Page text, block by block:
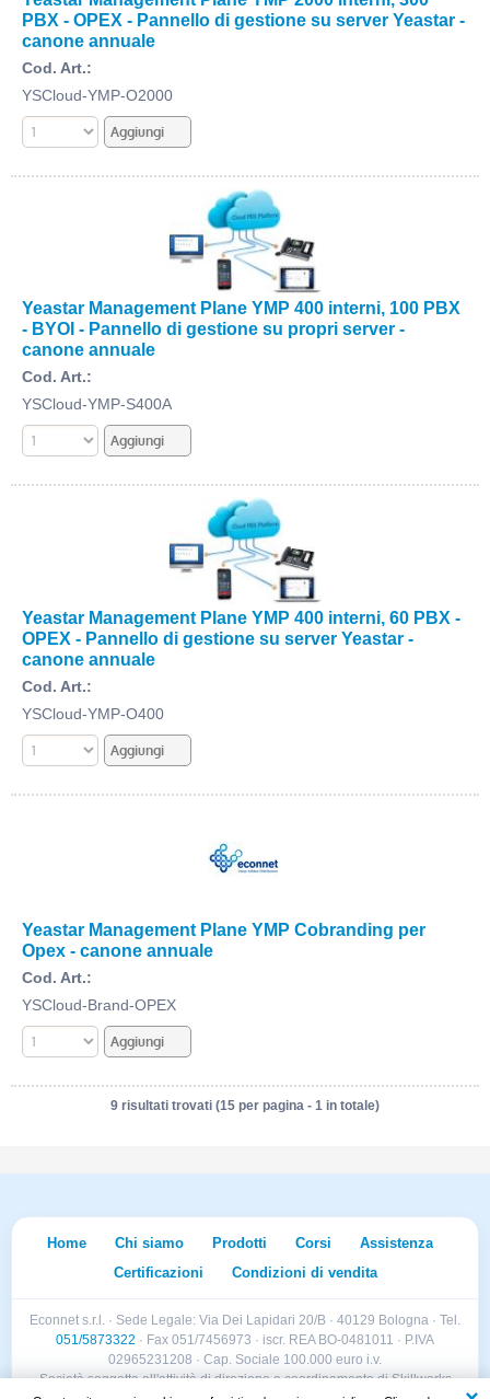
PBX - OPEX - Pannello di gestione su server Yeastar -
canone annuale
Cod. Art.:
YSCloud-YMP-O2000
Yeastar Management Plane YMP 400 interni, 100 PBX
- BYOI - Pannello di gestione su propri server -
canone annuale
Cod. Art.:
YSCloud-YMP-S400A
Yeastar Management Plane YMP 400 interni, 60 PBX -
OPEX - Pannello di gestione su server Yeastar -
canone annuale
Cod. Art.:
YSCloud-YMP-O400
Yeastar Management Plane YMP Cobranding per
Opex - canone annuale
Cod. Art.:
YSCloud-Brand-OPEX
9 risultati trovati (15 per pagina - 1 in totale)
Home Chi siamo Prodotti Corsi
Assistenza
Certificazioni
Condizioni di vendita
Econnet s.r.l. · Sede Legale: Via Dei Lapidari 20/B · 40129 Bologna · Tel.
051/5873322 · Fax 051/7456973 · iscr. REA BO-0481011 · P.IVA
02965231208 · Cap. Sociale 100.000 euro i.v.
Società soggetta all'attività di direzione e coordinamento di Skillworks